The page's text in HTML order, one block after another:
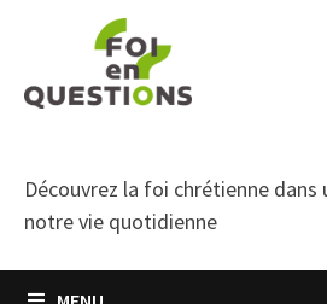
contenu
Découvrez la foi chrétienne dans
notre vie quotidienne